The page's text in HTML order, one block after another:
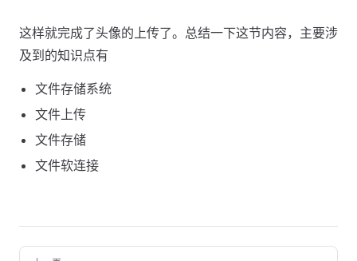
这样就完成了头像的上传了。总结一下这节内容，主要涉
及到的知识点有
文件存储系统
文件上传
文件存储
文件软连接
Pager